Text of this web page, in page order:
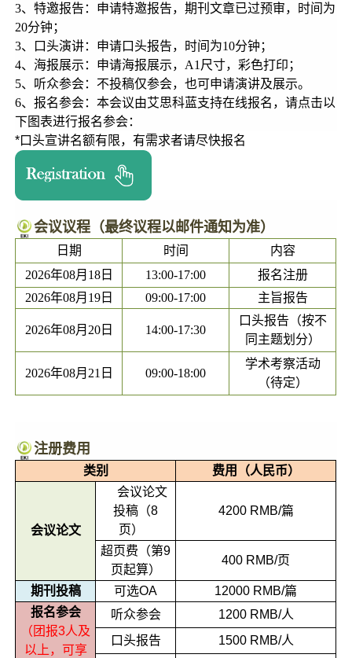
3、特邀报告：申请特邀报告，期刊文章已过预审，时间为
20分钟；
3、口头演讲：申请口头报告，时间为10分钟；
4、海报展示：申请海报展示，A1尺寸，彩色打印；
5、听众参会：不投稿仅参会，也可申请演讲及展示。
6、报名参会：本会议由艾思科蓝支持在线报名，请点击以
下图表进行报名参会：
*口头宣讲名额有限，有需求者请尽快报名
会议议程（最终议程以邮件通知为准）
日期 时间
内容
2026年08月18日
13:00-17:00
报名注册
2026年08月19日
09:00-17:00 主旨报告
2026年08月20日 14:00-17:30
口头报告（按不
同主题划分）
2026年08月21日 09:00-18:00
学术考察活动
（待定）
注册费用
类别 费用（人民币）
会议论文
会议论文
投稿（8
页）
4200 RMB/篇
超页费（第9
页起算）
400 RMB/页
期刊投稿 可选OA
12000 RMB/篇
报名参会
（团报3人及
以上， 可享
听众参会
1200 RMB/人
口头报告
1500 RMB/人